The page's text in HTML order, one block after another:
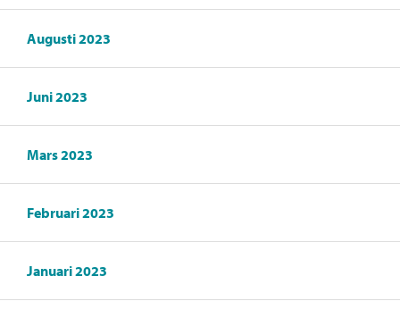
Augusti 2023
Juni 2023
Mars 2023
Februari 2023
Januari 2023